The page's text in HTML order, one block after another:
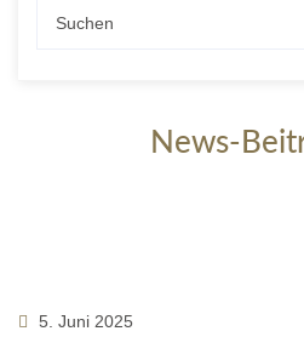
News-
5. Juni 2025